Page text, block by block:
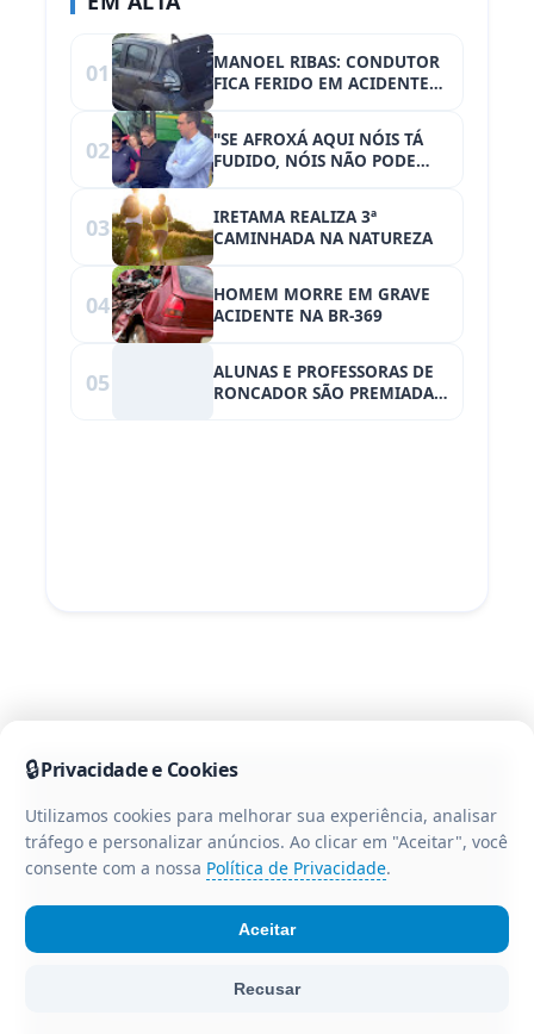
01
MANOEL RIBAS: CONDUTOR
FICA FERIDO EM ACIDENTE
02
"SE AFROXÁ AQUI NÓIS TÁ
FUDIDO, NÓIS NÃO PODE
03
IRETAMA REALIZA 3ª
CAMINHADA NA NATUREZA
04
HOMEM MORRE EM GRAVE
ACIDENTE NA BR-369
05
ALUNAS E PROFESSORAS DE
RONCADOR SÃO PREMIADAS
notícias da região centro-oeste do Paraná.
🔒Privacidade e Cookies
Utilizamos cookies para melhorar sua experiência, analisar
tráfego e personalizar anúncios. Ao clicar em "Aceitar", você
consente com a nossa Política de Privacidade.
Recusar
Aceitar